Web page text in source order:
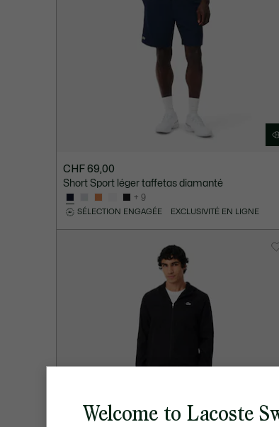
CHF 69,00
Short Sport léger taffetas diamanté
+ 9
SÉLECTION ENGAGÉE EXCLUSIVITÉ EN LIGNE
Welcome to Lacoste